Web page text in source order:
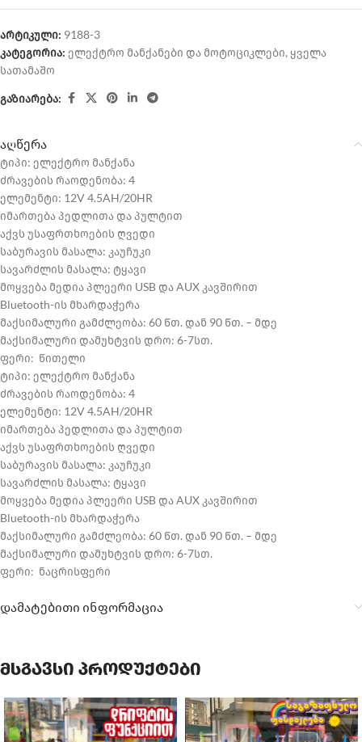
არტიკული: 9188-3
კატეგორია: ელექტრო მანქანები და მოტოციკლები, ყველა
სათამაშო
გაზიარება:
აღწერა
ტიპი: ელექტრო მანქანა
ძრავების რაოდენობა: 4
ელემენტი: 12V 4.5AH/20HR
იმართება პედლითა და პულტით
აქვს უსაფრთხოების ღვედი
საბურავის მასალა: კაუჩუკი
სავარძლის მასალა: ტყავი
მოყვება მედია პლეერი USB და AUX კავშირით
Bluetooth-ის მხარდაჭერა
მაქსიმალური გამძლეობა: 60 წთ. დან 90 წთ. – მდე
მაქსიმალური დამუხტვის დრო: 6-7სთ.
ფერი: წითელი
ტიპი: ელექტრო მანქანა
ძრავების რაოდენობა: 4
ელემენტი: 12V 4.5AH/20HR
იმართება პედლითა და პულტით
აქვს უსაფრთხოების ღვედი
საბურავის მასალა: კაუჩუკი
სავარძლის მასალა: ტყავი
მოყვება მედია პლეერი USB და AUX კავშირით
Bluetooth-ის მხარდაჭერა
მაქსიმალური გამძლეობა: 60 წთ. დან 90 წთ. – მდე
მაქსიმალური დამუხტვის დრო: 6-7სთ.
ფერი: ნაცრისფერი
დამატებითი ინფორმაცია
მსგავსი პროდუქტები